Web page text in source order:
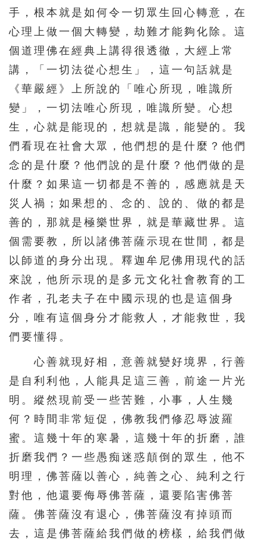
手，根本就是如何令一切眾生回心轉意，在
心理上做一個大轉變，劫難才能夠化除。這
個道理佛在經典上講得很透徹，大經上常
講，「一切法從心想生」，這一句話就是
《華嚴經》上所說的「唯心所現，唯識所
變」，一切法唯心所現，唯識所變。心想
生，心就是能現的，想就是識，能變的。我
們看現在社會大眾，他們想的是什麼？他們
念的是什麼？他們說的是什麼？他們做的是
什麼？如果這一切都是不善的，感應就是天
災人禍；如果想的、念的、說的、做的都是
善的，那就是極樂世界，就是華藏世界。這
個需要教，所以諸佛菩薩示現在世間，都是
以師道的身分出現。釋迦牟尼佛用現代的話
來說，他所示現的是多元文化社會教育的工
作者，孔老夫子在中國示現的也是這個身
分，唯有這個身分才能救人，才能救世，我
們要懂得。
心善就現好相，意善就變好境界，行善
是自利利他，人能具足這三善，前途一片光
明。縱然現前受一些苦難，小事，人生幾
何？時間非常短促，佛教我們修忍辱波羅
蜜。這幾十年的寒暑，這幾十年的折磨，誰
折磨我們？一些愚痴迷惑顛倒的眾生，他不
明理，佛菩薩以善心，純善之心、純利之行
對他，他還要侮辱佛菩薩，還要陷害佛菩
薩。佛菩薩沒有退心，佛菩薩沒有掉頭而
去，這是佛菩薩給我們做的榜樣，給我們做